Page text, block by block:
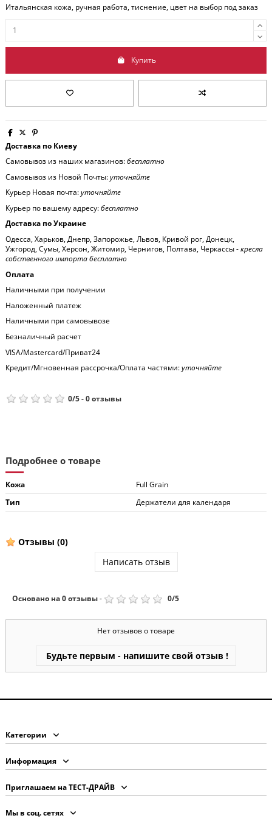
Итальянская кожа, ручная работа, тиснение, цвет на выбор под заказ
Купить
Доставка по Киеву
Самовывоз из наших магазинов:бесплатно
Самовывоз из Новой Почты:уточняйте
Курьер Новая почта:уточняйте
Курьер по вашему адресу:бесплатно
Доставка по Украине
Одесса, Харьков, Днепр, Запорожье, Львов, Кривой рог, Донецк,
Ужгород, Сумы, Херсон, Житомир, Чернигов, Полтава, Черкассы -кресла
собственного импорта бесплатно
Оплата
Наличными при получении
Наложенный платеж
Наличными при самовывозе
Безналичный расчет
VISA/Mastercard/Приват24
Кредит/Мгновенная рассрочка/Оплата частями:уточняйте
0/5-0отзывы
Подробнее о товаре
Кожа
Full Grain
Тип
Держатели для календаря
Отзывы (0)
Написать отзыв
Основано на0отзывы- 0/5
Нет отзывов о товаре
Будьте первым - напишите свой отзыв !
Категории
Информация
Приглашаем на ТЕСТ-ДРАЙВ
Мы в соц. сетях